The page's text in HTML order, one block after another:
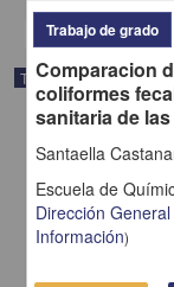
Trabajo de grado
Trabajo de grado
Comparacion
coliformes
sanitaria de
Santaella
Escuela de
Dirección
Información)